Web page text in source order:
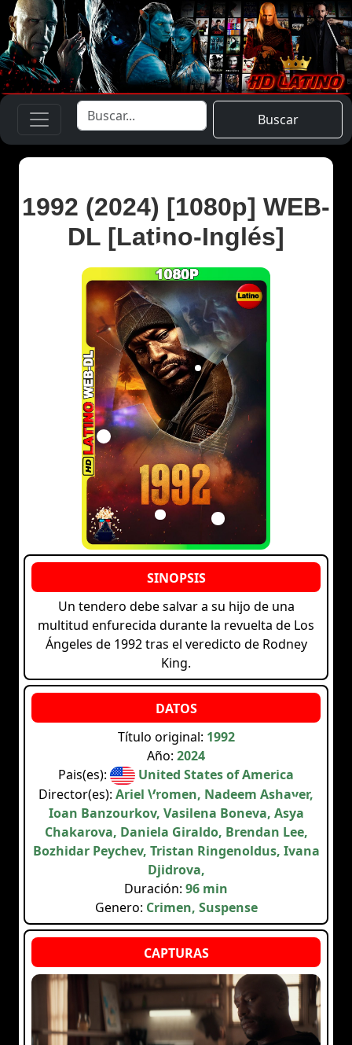
Buscar
1992 (2024) [1080p] WEB-
DL [Latino-Inglés]
Un tendero debe salvar a su hijo de una
multitud enfurecida durante la revuelta de Los
Ángeles de 1992 tras el veredicto de Rodney
King.
Título original: 1992
Año: 2024
Pais(es):
United States of America
Director(es): Ariel Vromen, Nadeem Ashayer,
Ioan Banzourkov, Vasilena Boneva, Asya
Chakarova, Daniela Giraldo, Brendan Lee,
Bozhidar Peychev, Tristan Ringenoldus, Ivana
Djidrova,
Duración: 96 min
Genero: Crimen, Suspense